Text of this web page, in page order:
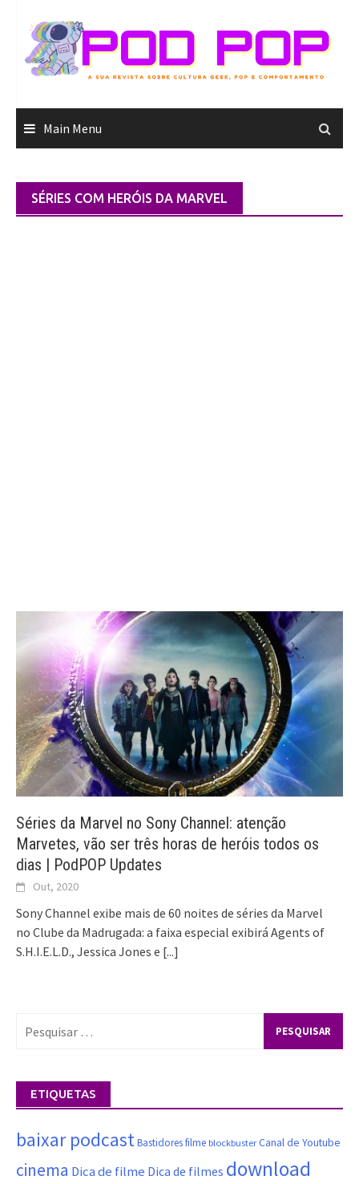
content
Main Menu
SÉRIES COM HERÓIS DA MARVEL
Séries da Marvel no Sony Channel: atenção
Marvetes, vão ser três horas de heróis todos os
dias | PodPOP Updates
Out, 2020
Sony Channel exibe mais de 60 noites de séries da Marvel
no Clube da Madrugada: a faixa especial exibirá Agents of
S.H.I.E.L.D., Jessica Jones e [...]
ETIQUETAS
baixar podcastBastidores filme blockbuster Canal de Youtube
cinema Dica de filme Dica de filmes download